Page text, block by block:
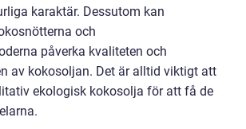
karaktär. Dessutom kan
och
påverka kvaliteten och
av kokosoljan. Det är alltid viktigt att
ekologisk kokosolja för att få de